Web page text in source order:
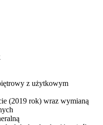
z użytkowym
(2019 rok) wraz wymianą